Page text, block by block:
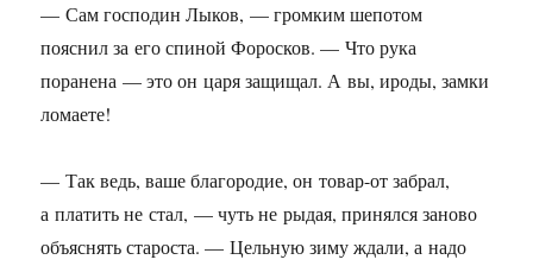
— Сам господин Лыков, — громким шепотом
пояснил за его спиной Форосков. — Что рука
поранена — это он царя защищал. А вы, ироды, замки
ломаете!
— Так ведь, ваше благородие, он товар-от забрал,
а платить не стал, — чуть не рыдая, принялся заново
объяснять староста. — Цельную зиму ждали, а надо